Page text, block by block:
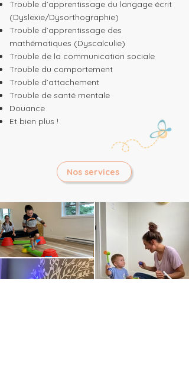
Trouble d’apprentissage du langage écrit
(Dyslexie/Dysorthographie)
Trouble d’apprentissage des
mathématiques (Dyscalculie)
Trouble de la communication sociale
Trouble du comportement
Trouble d’attachement
Trouble de santé mentale
Douance
Et bien plus !
Nos services